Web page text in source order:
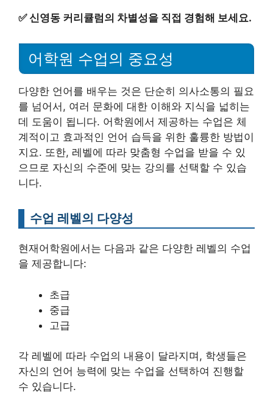
✅신영동 커리큘럼의 차별성을 직접 경험해 보세요.
어학원 수업의 중요성
다양한 언어를 배우는 것은 단순히 의사소통의 필요
를 넘어서, 여러 문화에 대한 이해와 지식을 넓히는
데 도움이 됩니다. 어학원에서 제공하는 수업은 체
계적이고 효과적인 언어 습득을 위한 훌륭한 방법이
지요. 또한, 레벨에 따라 맞춤형 수업을 받을 수 있
으므로 자신의 수준에 맞는 강의를 선택할 수 있습
니다.
수업 레벨의 다양성
현재어학원에서는 다음과 같은 다양한 레벨의 수업
을 제공합니다:
초급
중급
고급
각 레벨에 따라 수업의 내용이 달라지며, 학생들은
자신의 언어 능력에 맞는 수업을 선택하여 진행할
수 있습니다.